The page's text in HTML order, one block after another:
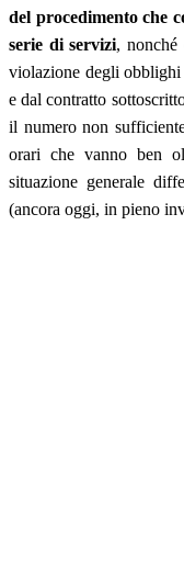
del procedimento che
serie di servizi, nonché
violazione degli
e dal contratto
il numero non
orari che vanno ben
situazione generale
(ancora oggi, in pieno